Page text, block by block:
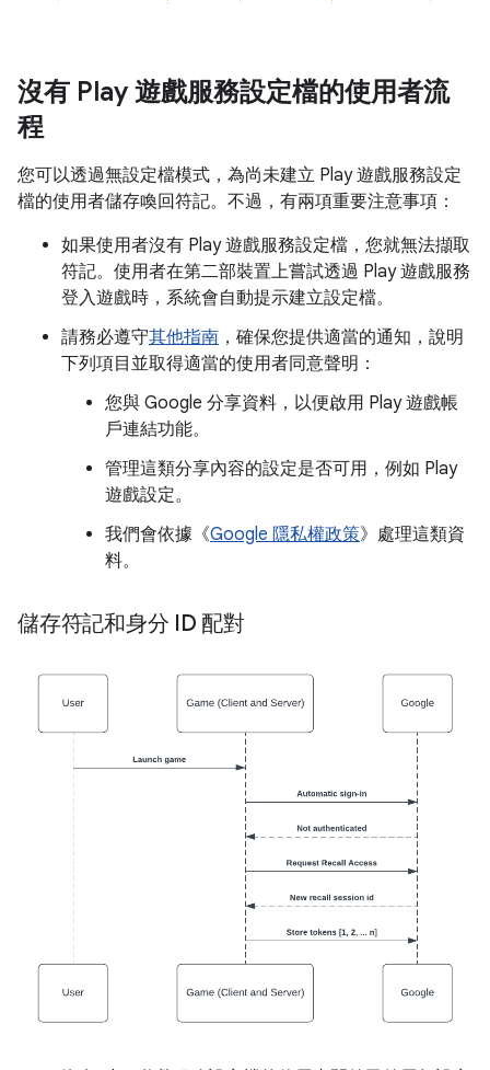
沒有 Play 遊戲服務設定檔的使用者流
程
您可以透過無設定檔模式，為尚未建立 Play 遊戲服務設定
檔的使用者儲存喚回符記。不過，有兩項重要注意事項：
如果使用者沒有 Play 遊戲服務設定檔，您就無法擷取
符記。使用者在第二部裝置上嘗試透過 Play 遊戲服務
登入遊戲時，系統會自動提示建立設定檔。
請務必遵守其他指南 ，確保您提供適當的通知，說明
下列項目並取得適當的使用者同意聲明：
您與 Google 分享資料，以便啟用 Play 遊戲帳
戶連結功能。
管理這類分享內容的設定是否可用，例如 Play
遊戲設定。
我們會依據《Google 隱私權政策》處理這類資
料。
儲存符記和身分 ID 配對